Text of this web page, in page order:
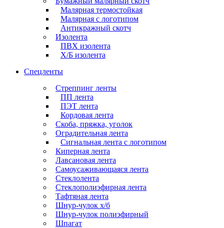
Малярная термостойкая
Малярная с логотипом
Антикражный скотч
Изолента
ПВХ изолента
Х/Б изолента
Спецленты
Стреппинг ленты
ПП лента
ПЭТ лента
Кордовая лента
Скоба, пряжка, уголок
Оградительная лента
Сигнальная лента с логотипом
Киперная лента
Лавсановая лента
Самоусаживающаяся лента
Стеклолента
Стеклополиэфирная лента
Тафтяная лента
Шнур-чулок х/б
Шнур-чулок полиэфирный
Шпагат